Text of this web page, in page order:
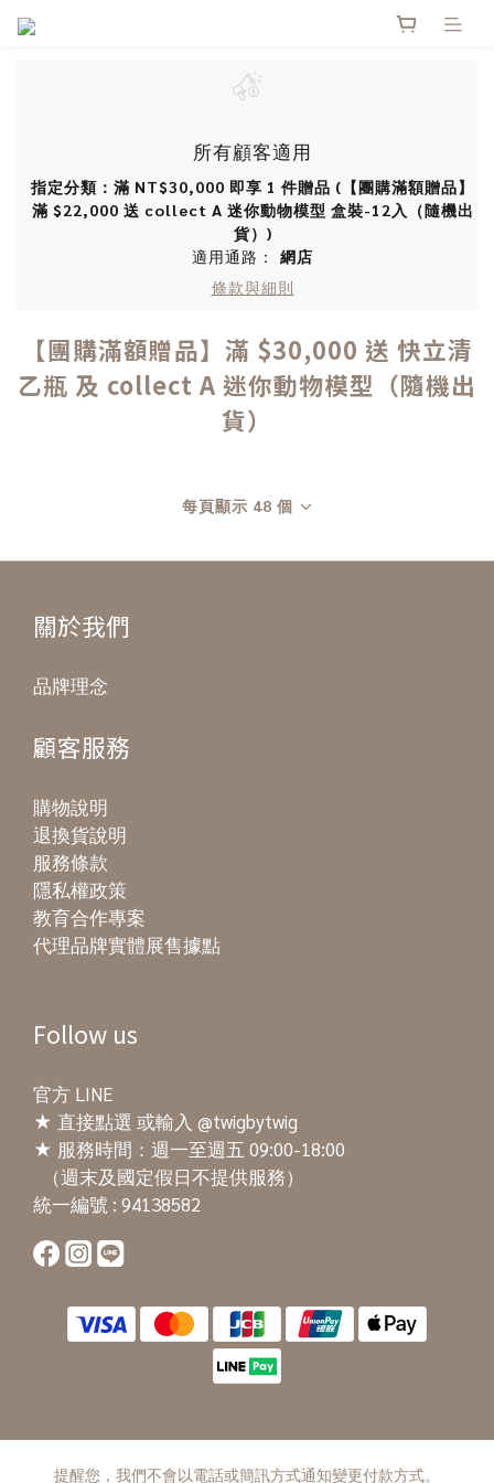
所有顧客適用
指定分類：滿 NT$30,000 即享 1 件贈品 (【團購滿額贈品】
滿 $22,000 送 collect A 迷你動物模型 盒裝-12入（隨機出
貨）)
適用通路： 網店
條款與細則
【團購滿額贈品】滿 $30,000 送 快立清
乙瓶 及 collect A 迷你動物模型（隨機出
貨）
每頁顯示 48 個
關於我們
品牌理念
顧客服務
購物說明
退換貨說明
服務條款
隱私權政策
教育合作專案
代理品牌實體展售據點
Follow us
官方 LINE
★ 直接點選 或輸入 @twigbytwig
★ 服務時間：週一至週五 09:00-18:00
（週末及國定假日不提供服務）
統一編號 : 94138582
提醒您，我們不會以電話或簡訊方式通知變更付款方式。